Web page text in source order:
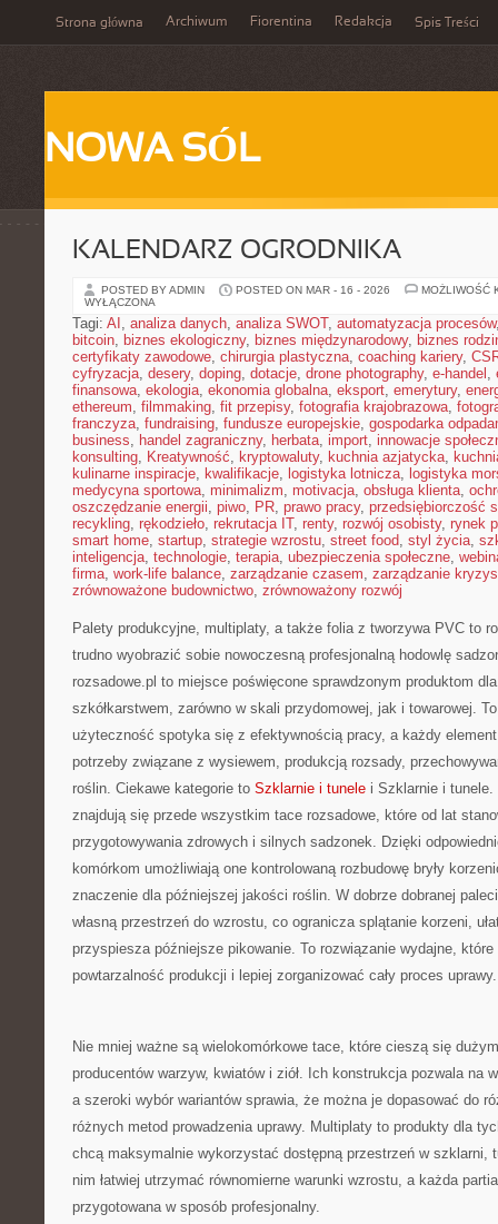
Strona główna Archiwum Fiorentina Redakcja Spis Treści
NOWA SÓL
KALENDARZ OGRODNIKA
POSTED BY ADMIN POSTED ON MAR - 16 - 2026
MOŻLIWOŚĆ
WYŁĄCZONA
Tagi: AI , analiza danych, analiza SWOT, automatyzacja procesów
bitcoin, biznes ekologiczny, biznes międzynarodowy, biznes
certyfikaty zawodowe, chirurgia plastyczna, coaching kariery,
cyfryzacja, desery, doping, dotacje, drone photography, e-handel ,
finansowa, ekologia, ekonomia globalna, eksport, emerytury,
ethereum, filmmaking, fit przepisy, fotografia krajobrazowa,
franczyza, fundraising, fundusze europejskie, gospodarka
business, handel zagraniczny, herbata, import, innowacje
konsulting, Kreatywność, kryptowaluty, kuchnia azjatycka,
kulinarne inspiracje, kwalifikacje, logistyka lotnicza, logistyka
medycyna sportowa, minimalizm, motivacja, obsługa klienta,
oszczędzanie energii, piwo, PR, prawo pracy, przedsiębiorczość
recykling, rękodzieło, rekrutacja IT, renty, rozwój osobisty, rynek
smart home, startup, strategie wzrostu, street food, styl życia,
inteligencja, technologie, terapia, ubezpieczenia społeczne,
firma, work-life balance, zarządzanie czasem, zarządzanie
zrównoważone budownictwo, zrównoważony rozwój
Palety produkcyjne, multiplaty, a także folia z tworzywa PVC to
trudno wyobrazić sobie nowoczesną profesjonalną hodowlę
rozsadowe.pl to miejsce poświęcone sprawdzonym produktom
szkółkarstwem, zarówno w skali przydomowej, jak i towarowej.
użyteczność spotyka się z efektywnością pracy, a każdy
potrzeby związane z wysiewem, produkcją rozsady,
roślin. Ciekawe kategorie to Szklarnie i tunele i Szklarnie i
znajdują się przede wszystkim tace rozsadowe, które od lat
przygotowywania zdrowych i silnych sadzonek. Dzięki
komórkom umożliwiają one kontrolowaną rozbudowę bryły
znaczenie dla późniejszej jakości roślin. W dobrze dobranej
własną przestrzeń do wzrostu, co ogranicza splątanie korzeni,
przyspiesza późniejsze pikowanie. To rozwiązanie wydajne,
powtarzalność produkcji i lepiej zorganizować cały proces uprawy.
Nie mniej ważne są wielokomórkowe tace, które cieszą się
producentów warzyw, kwiatów i ziół. Ich konstrukcja pozwala na
a szeroki wybór wariantów sprawia, że można je dopasować do
różnych metod prowadzenia uprawy. Multiplaty to produkty dla
chcą maksymalnie wykorzystać dostępną przestrzeń w szklarni,
nim łatwiej utrzymać równomierne warunki wzrostu, a każda
przygotowana w sposób profesjonalny.